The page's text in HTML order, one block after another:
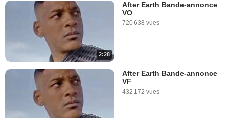
2:28
After Earth Bande-annonce
VO
720 638 vues
After Earth Bande-annonce
VF
432 172 vues